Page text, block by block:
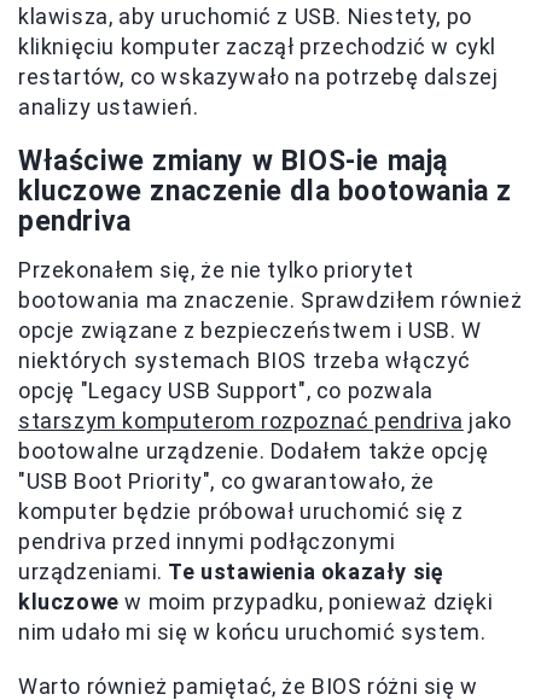
klawisza, aby uruchomić z USB. Niestety, po
kliknięciu komputer zaczął przechodzić w cykl
restartów, co wskazywało na potrzebę dalszej
analizy ustawień.
Właściwe zmiany w BIOS-ie mają
kluczowe znaczenie dla bootowania z
pendriva
Przekonałem się, że nie tylko priorytet
bootowania ma znaczenie. Sprawdziłem również
opcje związane z bezpieczeństwem i USB. W
niektórych systemach BIOS trzeba włączyć
opcję "Legacy USB Support", co pozwala
starszym komputerom rozpoznać pendriva jako
bootowalne urządzenie. Dodałem także opcję
"USB Boot Priority", co gwarantowało, że
komputer będzie próbował uruchomić się z
pendriva przed innymi podłączonymi
urządzeniami. Te ustawienia okazały się
kluczowe w moim przypadku, ponieważ dzięki
nim udało mi się w końcu uruchomić system.
Warto również pamiętać, że BIOS różni się w